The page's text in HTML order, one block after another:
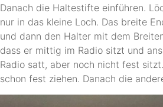
Danach die Haltestifte einführen.
nur in das kleine Loch. Das breite
und dann den Halter mit dem
dass er mittig im Radio sitzt und
Radio satt, aber noch nicht fest
schon fest ziehen. Danach die